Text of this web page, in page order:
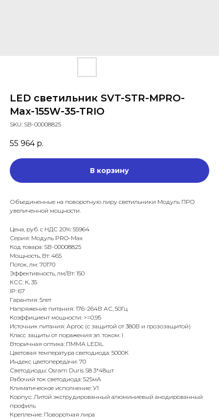
LED светильник SVT-STR-MPRO-
Max-155W-35-TRIO
SKU: SB-00008825
55 964 р.
В корзину
Объединенные на поворотную лиру светильники Модуль ПРО
увеличенной мощности.
Цена, руб. с НДС 20%: 55964
Серия: Модуль PRO-Max
Код товара: SB-00008825
Мощность, Вт: 465
Поток, лм: 70170
Эффективность, лм/Вт: 150
КСС: К, 35
IP: 67
Гарантия: 5лет
Напряжение питания: 176-264В АС, 50Гц
Коэффициент мощности: >=0,95
Источник питания: Аргос (с защитой от 380В и грозозащитой)
Класс защиты от поражения эл. током: I
Вторичная оптика: ПММА LEDiL
Цветовая температура светодиода: 5000К
Индекс цветопередачи: 70
Светодиоды: Osram Duris S8 3*48шт
Рабочий ток светодиода: 525мА
Климатическое исполнение: У1
Корпус: Литой экструдированный алюминиевый анодированный
профиль
Крепление: Поворотная лира